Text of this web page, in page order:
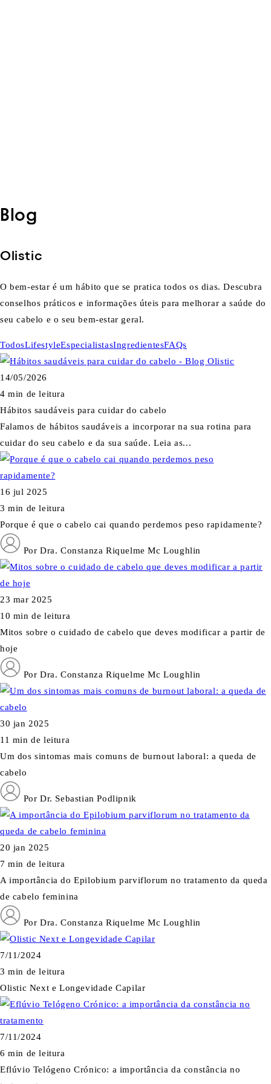
Blog
Olistic
O bem-estar é um hábito que se pratica todos os dias. Descubra
conselhos práticos e informações úteis para melhorar a saúde do
seu cabelo e o seu bem-estar geral.
TodosLifestyleEspecialistasIngredientesFAQs
14/05/2026
4 min de leitura
Hábitos saudáveis para cuidar do cabelo
Falamos de hábitos saudáveis a incorporar na sua rotina para
cuidar do seu cabelo e da sua saúde. Leia as...
16 jul 2025
3 min de leitura
Porque é que o cabelo cai quando perdemos peso rapidamente?
Por Dra. Constanza Riquelme Mc Loughlin
23 mar 2025
10 min de leitura
Mitos sobre o cuidado de cabelo que deves modificar a partir de
hoje
Por Dra. Constanza Riquelme Mc Loughlin
30 jan 2025
11 min de leitura
Um dos sintomas mais comuns de burnout laboral: a queda de
cabelo
Por Dr. Sebastian Podlipnik
20 jan 2025
7 min de leitura
A importância do Epilobium parviflorum no tratamento da queda
de cabelo feminina
Por Dra. Constanza Riquelme Mc Loughlin
7/11/2024
3 min de leitura
Olistic Next e Longevidade Capilar
7/11/2024
6 min de leitura
Eflúvio Telógeno Crónico: a importância da constância no